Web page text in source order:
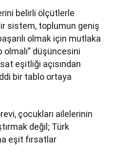
belirli ölçütlerle
sistem, toplumun geniş
olmak için mutlaka
düşüncesini
eşitliği açısından
bir tablo ortaya
çocukları ailelerinin
değil; Türk
eşit fırsatlar